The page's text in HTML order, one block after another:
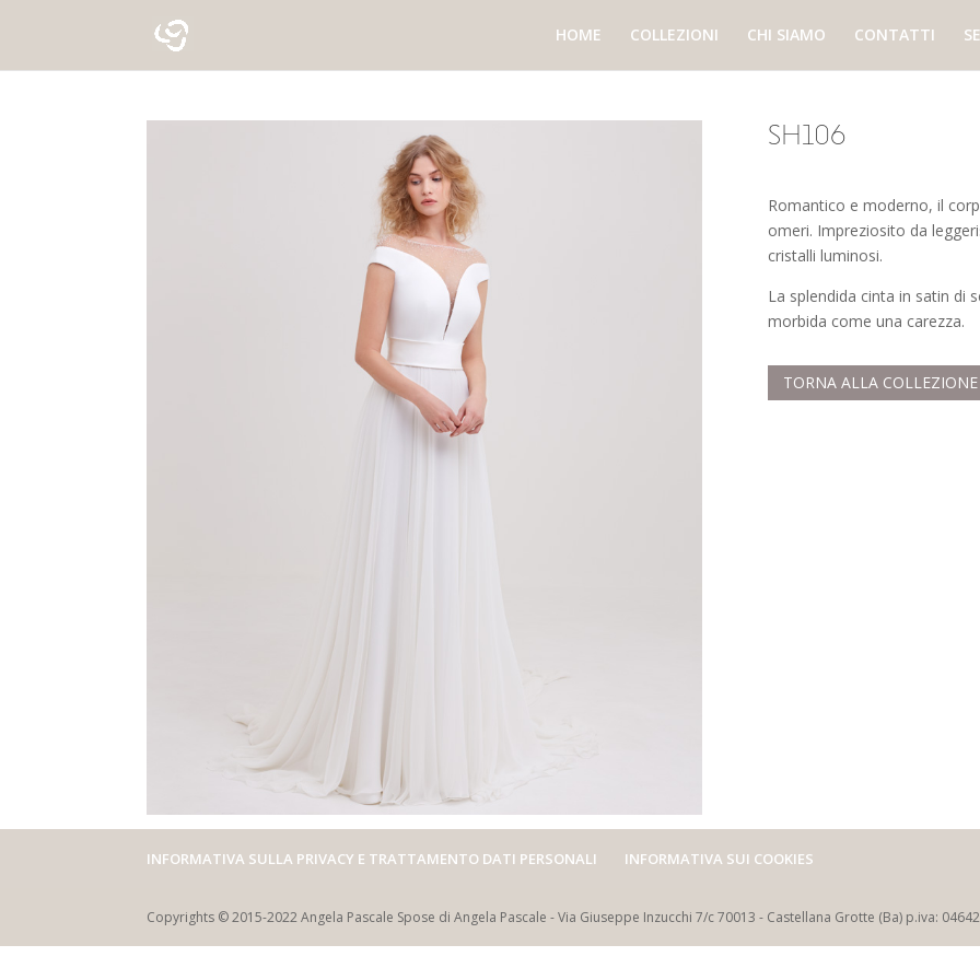
HOME COLLEZIONI CHI SIAMO CONTATTI
SH106
Romantico e moderno, il
omeri. Impreziosito da
cristalli luminosi.
La splendida cinta in satin di
morbida come una carezza.
TORNA ALLA COLLEZIONE
INFORMATIVA SULLA PRIVACY E TRATTAMENTO DATI PERSONALI INFORMATIVA SUI COOKIES
Copyrights © 2015-2022 Angela Pascale Spose di Angela Pascale - Via Giuseppe Inzucchi 7/c 70013 - Castellana Grotte (Ba) p.iva: